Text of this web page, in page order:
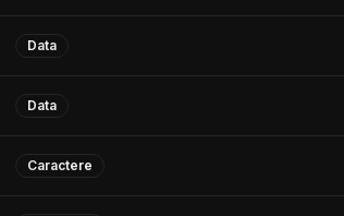
Data
Data
Caractere